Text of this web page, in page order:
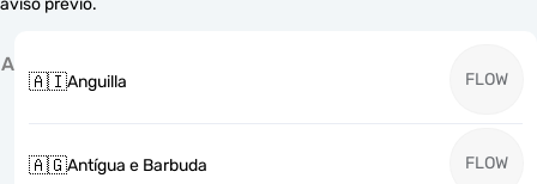
aviso prévio.
A
🇦🇮Anguilla FLOW
🇦🇬Antígua e Barbuda FLOW